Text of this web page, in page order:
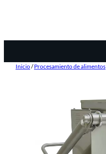
Inicio/Procesamiento de alimentos